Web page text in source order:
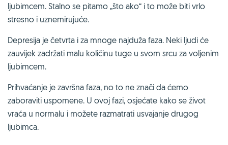
ljubimcem. Stalno se pitamo „što ako“ i to može biti vrlo
stresno i uznemirujuće.
Depresija je četvrta i za mnoge najduža faza. Neki ljudi će
zauvijek zadržati malu količinu tuge u svom srcu za voljenim
ljubimcem.
Prihvaćanje je završna faza, no to ne znači da ćemo
zaboraviti uspomene. U ovoj fazi, osjećate kako se život
vraća u normalu i možete razmatrati usvajanje drugog
ljubimca.